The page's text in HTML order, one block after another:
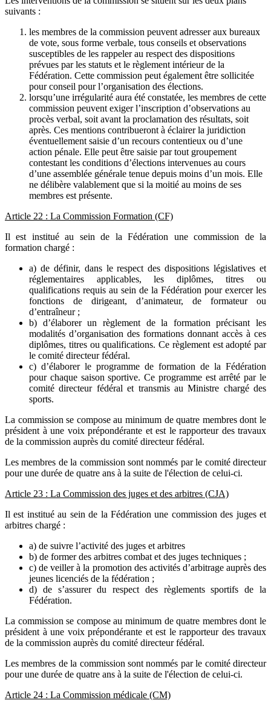
suivants :
les membres de la commission peuvent adresser aux bureaux
de vote, sous forme verbale, tous conseils et observations
susceptibles de les rappeler au respect des dispositions
prévues par les statuts et le règlement intérieur de la
Fédération. Cette commission peut également être sollicitée
pour conseil pour l’organisation des élections.
lorsqu’une irrégularité aura été constatée, les membres de cette
commission peuvent exiger l’inscription d’observations au
procès verbal, soit avant la proclamation des résultats, soit
après. Ces mentions contribueront à éclairer la juridiction
éventuellement saisie d’un recours contentieux ou d’une
action pénale. Elle peut être saisie par tout groupement
contestant les conditions d’élections intervenues au cours
d’une assemblée générale tenue depuis moins d’un mois. Elle
ne délibère valablement que si la moitié au moins de ses
membres est présente.
Article 22 : La Commission Formation (CF)
Il est institué au sein de la Fédération une commission de la
formation chargé :
a) de définir, dans le respect des dispositions législatives et
réglementaires applicables, les diplômes, titres ou
qualifications requis au sein de la Fédération pour exercer les
fonctions de dirigeant, d’animateur, de formateur ou
d’entraîneur ;
b) d’élaborer un règlement de la formation précisant les
modalités d’organisation des formations donnant accès à ces
diplômes, titres ou qualifications. Ce règlement est adopté par
le comité directeur fédéral.
c) d’élaborer le programme de formation de la Fédération
pour chaque saison sportive. Ce programme est arrêté par le
comité directeur fédéral et transmis au Ministre chargé des
sports.
La commission se compose au minimum de quatre membres dont le
président à une voix prépondérante et est le rapporteur des travaux
de la commission auprès du comité directeur fédéral.
Les membres de la commission sont nommés par le comité directeur
pour une durée de quatre ans à la suite de l'élection de celui-ci.
Article 23 : La Commission des juges et des arbitres (CJA)
Il est institué au sein de la Fédération une commission des juges et
arbitres chargé :
a) de suivre l’activité des juges et arbitres
b) de former des arbitres combat et des juges techniques ;
c) de veiller à la promotion des activités d’arbitrage auprès des
jeunes licenciés de la fédération ;
d) de s’assurer du respect des règlements sportifs de la
Fédération.
La commission se compose au minimum de quatre membres dont le
président à une voix prépondérante et est le rapporteur des travaux
de la commission auprès du comité directeur fédéral.
Les membres de la commission sont nommés par le comité directeur
pour une durée de quatre ans à la suite de l'élection de celui-ci.
Article 24 : La Commission médicale (CM)